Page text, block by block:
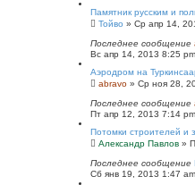
Памятник русским и
Тойво » Ср апр 14,
Последнее сообщение
Вс апр 14, 2013 8:25 pm
Аэродром на
abravo » Ср ноя 28,
Последнее сообщение
Пт апр 12, 2013 7:14 pm
Потомки строителей и
Александр Павлов »
Последнее сообщение
Сб янв 19, 2013 1:47 am